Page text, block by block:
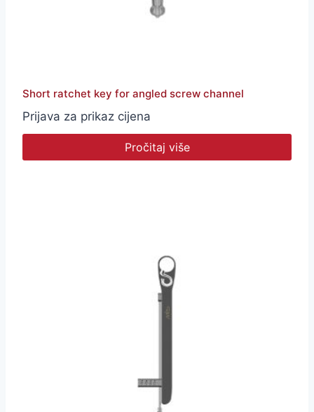
Short ratchet key for angled screw channel
Prijava za prikaz cijena
Pročitaj više